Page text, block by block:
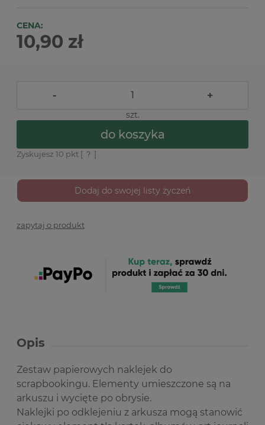
CENA:
10,90 zł
- +
szt.
do koszyka
Zyskujesz 10 pkt [ ? ]
Dodaj do swojej listy życzeń
zapytaj o produkt
Opis
Zestaw papierowych naklejek do
scrapbookingu. Elementy umieszczone są na
arkuszu i wycięte po obrysie.
Naklejki po odklejeniu z arkusza mogą stanowić